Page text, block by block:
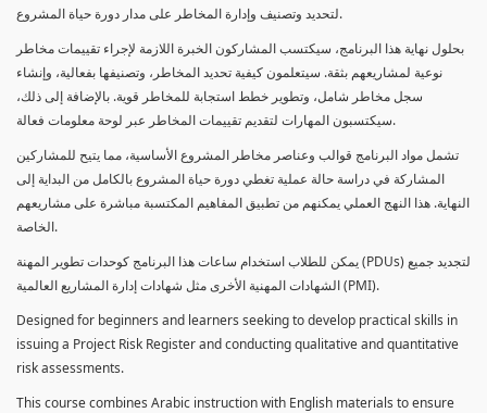
لتحديد وتصنيف وإدارة المخاطر على مدار دورة حياة المشروع.
بحلول نهاية هذا البرنامج، سيكتسب المشاركون الخبرة اللازمة لإجراء تقييمات مخاطر
نوعية لمشاريعهم بثقة. سيتعلمون كيفية تحديد المخاطر، وتصنيفها بفعالية، وإنشاء
سجل مخاطر شامل، وتطوير خطط استجابة للمخاطر قوية. بالإضافة إلى ذلك،
سيكتسبون المهارات لتقديم تقييمات المخاطر عبر لوحة معلومات فعالة.
تشمل مواد البرنامج قوالب وعناصر مخاطر المشروع الأساسية، مما يتيح للمشاركين
المشاركة في دراسة حالة عملية تغطي دورة حياة المشروع بالكامل من البداية إلى
النهاية. هذا النهج العملي يمكنهم من تطبيق المفاهيم المكتسبة مباشرة على مشاريعهم
الخاصة.
يمكن للطلاب استخدام ساعات هذا البرنامج كوحدات تطوير المهنة (PDUs) لتجديد جميع
الشهادات المهنية الأخرى مثل شهادات إدارة المشاريع العالمية (PMI).
Designed for beginners and learners seeking to develop practical skills in
issuing a Project Risk Register and conducting qualitative and quantitative
risk assessments.
This course combines Arabic instruction with English materials to ensure